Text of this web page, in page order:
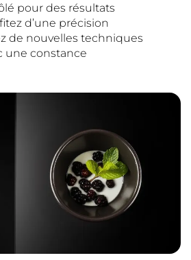
pour des résultats
d’une précision
de nouvelles techniques
une constance